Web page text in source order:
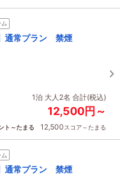
通常プラン 禁煙
1泊 大人2名 合計(税込)
12,500円～
ト～たまる 12,500スコア～たまる
通常プラン 禁煙